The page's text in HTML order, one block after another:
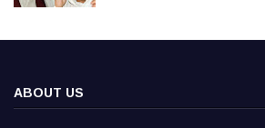
ABOUT US